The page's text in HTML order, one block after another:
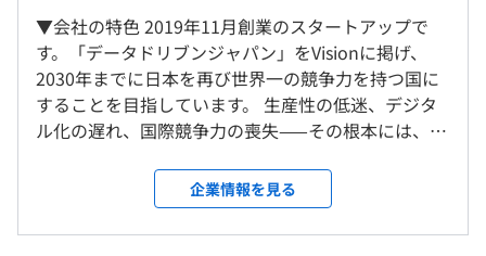
ウォーターフォールとアジャイルの中間のような開発手法
を採用しています。
【開発環境】
- 開発言語：Python
- インフラ: AWS, Azure
- Webフレームワーク: Anvil (今後はFastAPI, Reactなど)
＜雇入時＞
東京本社、自宅
＜変更範囲＞
会社の定める場所（テレワークをおこなう場所を含む）
受動喫煙防止措置に関する事項
従業員に対する受動喫煙対策：敷地内禁煙（東京本社）
・祝祭日
・年末年始
・有給休暇
・慶弔休暇
・産休、育休 など
▼会社の特色 2019年11月創業のスタートアップで
す。「データドリブンジャパン」をVisionに掲げ、
2030年までに日本を再び世界一の競争力を持つ国に
することを目指しています。 生産性の低迷、デジタ
ル化の遅れ、国際競争力の喪失——その根本には、デ
いう現実があります。中小企業の62.7%がデジタル人
材を確保できておらず（東京商工リサーチ、2025年8
月）、ツールを導入しても使いこなせないまま止ま
企業情報を見る